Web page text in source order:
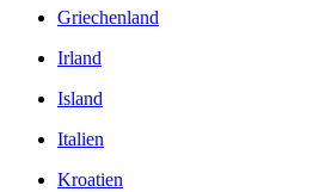
Griechenland
Irland
Island
Italien
Kroatien